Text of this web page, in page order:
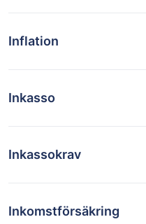
Inflation
Inkasso
Inkassokrav
Inkomstförsäkring